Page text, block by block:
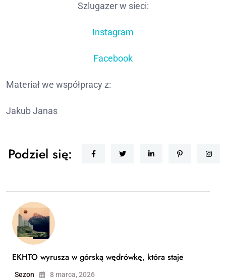
Szlugazer w sieci:
Instagram
Facebook
Materiał we współpracy z:
Jakub Janas
Podziel się:
EKHTO wyrusza w górską wędrówkę, która staje
Sezon 8 marca, 2026